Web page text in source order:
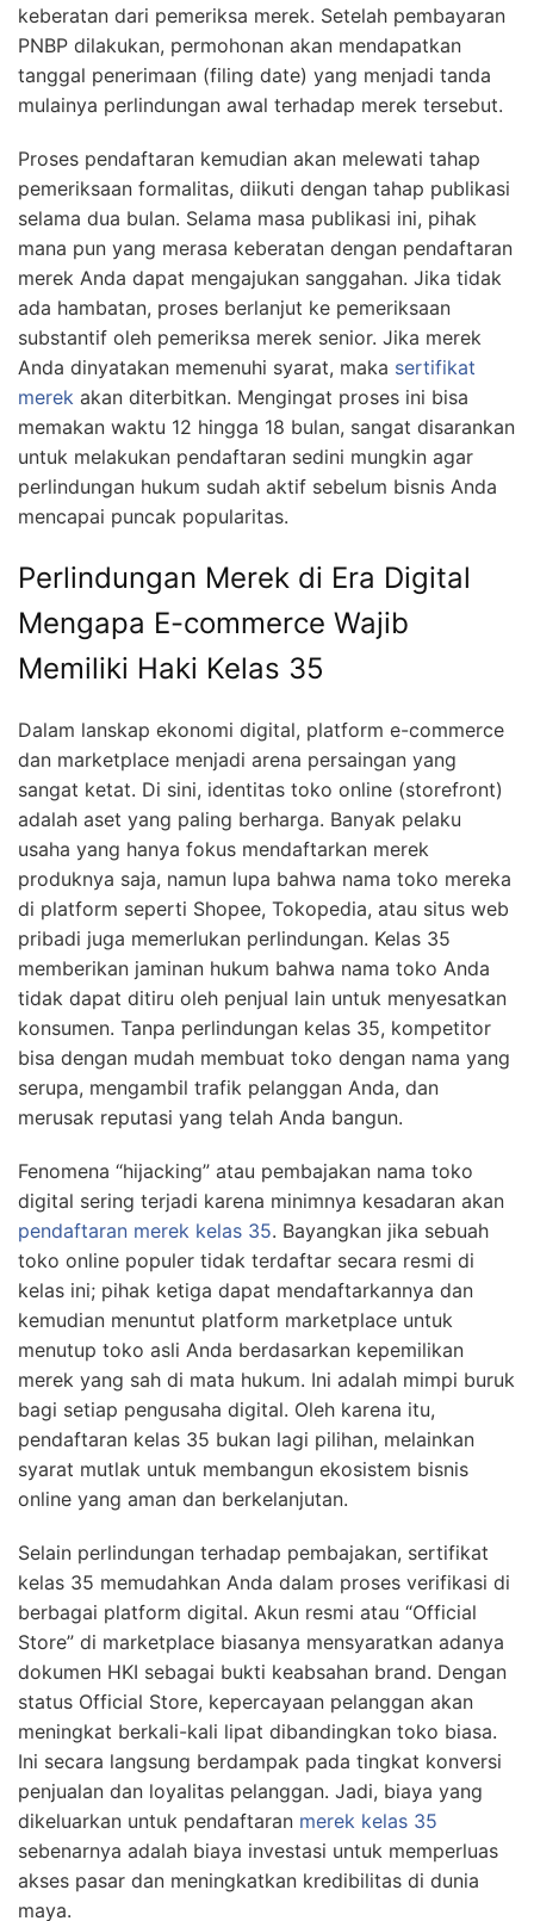
keberatan dari pemeriksa merek. Setelah pembayaran
PNBP dilakukan, permohonan akan mendapatkan
tanggal penerimaan (filing date) yang menjadi tanda
mulainya perlindungan awal terhadap merek tersebut.
Proses pendaftaran kemudian akan melewati tahap
pemeriksaan formalitas, diikuti dengan tahap publikasi
selama dua bulan. Selama masa publikasi ini, pihak
mana pun yang merasa keberatan dengan pendaftaran
merek Anda dapat mengajukan sanggahan. Jika tidak
ada hambatan, proses berlanjut ke pemeriksaan
substantif oleh pemeriksa merek senior. Jika merek
Anda dinyatakan memenuhi syarat, maka sertifikat
merek akan diterbitkan. Mengingat proses ini bisa
memakan waktu 12 hingga 18 bulan, sangat disarankan
untuk melakukan pendaftaran sedini mungkin agar
perlindungan hukum sudah aktif sebelum bisnis Anda
mencapai puncak popularitas.
Perlindungan Merek di Era Digital
Mengapa E-commerce Wajib
Memiliki Haki Kelas 35
Dalam lanskap ekonomi digital, platform e-commerce
dan marketplace menjadi arena persaingan yang
sangat ketat. Di sini, identitas toko online (storefront)
adalah aset yang paling berharga. Banyak pelaku
usaha yang hanya fokus mendaftarkan merek
produknya saja, namun lupa bahwa nama toko mereka
di platform seperti Shopee, Tokopedia, atau situs web
pribadi juga memerlukan perlindungan. Kelas 35
memberikan jaminan hukum bahwa nama toko Anda
tidak dapat ditiru oleh penjual lain untuk menyesatkan
konsumen. Tanpa perlindungan kelas 35, kompetitor
bisa dengan mudah membuat toko dengan nama yang
serupa, mengambil trafik pelanggan Anda, dan
merusak reputasi yang telah Anda bangun.
Fenomena “hijacking” atau pembajakan nama toko
digital sering terjadi karena minimnya kesadaran akan
pendaftaran merek kelas 35. Bayangkan jika sebuah
toko online populer tidak terdaftar secara resmi di
kelas ini; pihak ketiga dapat mendaftarkannya dan
kemudian menuntut platform marketplace untuk
menutup toko asli Anda berdasarkan kepemilikan
merek yang sah di mata hukum. Ini adalah mimpi buruk
bagi setiap pengusaha digital. Oleh karena itu,
pendaftaran kelas 35 bukan lagi pilihan, melainkan
syarat mutlak untuk membangun ekosistem bisnis
online yang aman dan berkelanjutan.
Selain perlindungan terhadap pembajakan, sertifikat
kelas 35 memudahkan Anda dalam proses verifikasi di
berbagai platform digital. Akun resmi atau “Official
Store” di marketplace biasanya mensyaratkan adanya
dokumen HKI sebagai bukti keabsahan brand. Dengan
status Official Store, kepercayaan pelanggan akan
meningkat berkali-kali lipat dibandingkan toko biasa.
Ini secara langsung berdampak pada tingkat konversi
penjualan dan loyalitas pelanggan. Jadi, biaya yang
dikeluarkan untuk pendaftaran merek kelas 35
sebenarnya adalah biaya investasi untuk memperluas
akses pasar dan meningkatkan kredibilitas di dunia
maya.